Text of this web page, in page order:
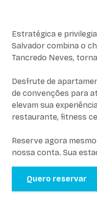
Estratégica e
Salvador combina o
Tancredo Neves,
Desfrute de
de convenções para
elevam sua
restaurante, fitness
Reserve agora
nossa conta. Sua
Quero reservar